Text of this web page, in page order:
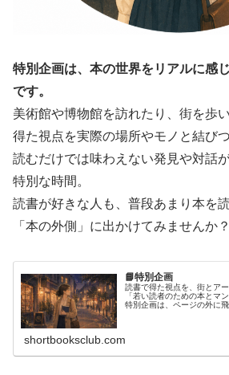
特別企画は、本の世界をリアルに感
です。
美術館や博物館を訪れたり、街を歩
得た視点を実際の場所やモノと結び
読むだけでは味わえない発見や対話
特別な時間。
読書が好きな人も、普段あまり本を
「本の外側」に出かけてみませんか？
📘特別企画
読書で得た視点を、街とア
「若い読者のための本とマ
特別企画は、ページの外に
shortbooksclub.com